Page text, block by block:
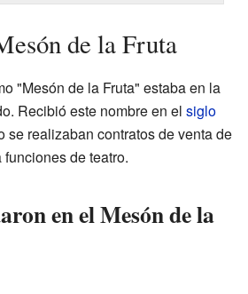
de la Fruta
"Mesón de la Fruta" estaba en la
Recibió este nombre en el siglo
se realizaban contratos de venta de
de teatro.
en el Mesón de la